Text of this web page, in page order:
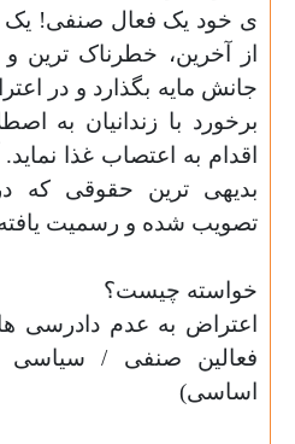
ی خود یک فعال صنفی! یک
از آخرین، خطرناک ترین و
جانش مایه بگذارد و در
برخورد با زندانیان به
اقدام به اعتصاب غذا نماید.
بدیهی ترین حقوقی که در
تصویب شده و رسمیت یافته
خواسته چیست؟
اعتراض به عدم دادرسی های
فعالین صنفی / سیاسی
اساسی)